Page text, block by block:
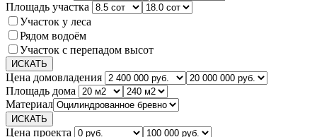
Площадь участка
Участок у леса
Рядом водоём
Участок с перепадом высот
Цена домовладения
Площадь дома
Материал
Цена проекта